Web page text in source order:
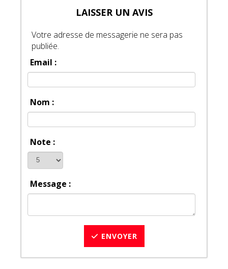
LAISSER UN AVIS
Votre adresse de messagerie ne sera pas
publiée.
Email :
Nom :
Note :
Message :
ENVOYER